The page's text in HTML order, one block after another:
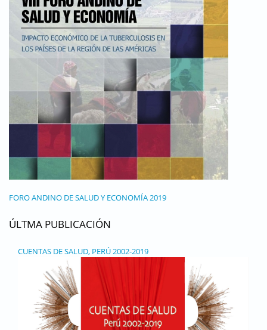
FORO ANDINO DE SALUD Y ECONOMÍA 2019
ÚLTMA PUBLICACIÓN
CUENTAS DE SALUD, PERÚ 2002-2019